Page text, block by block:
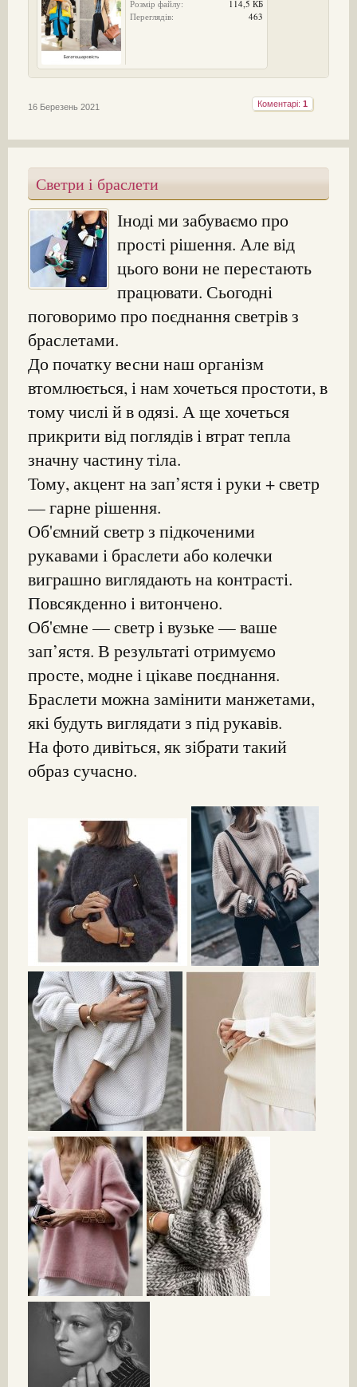
Розмір файлу:
114,5 КБ
Переглядів:
463
Коментарі: 1
16 Березень 2021
Светри і браслети
Іноді ми забуваємо про
прості рішення. Але від
цього вони не перестають
працювати. Сьогодні
поговоримо про поєднання светрів з
браслетами.
До початку весни наш організм
втомлюється, і нам хочеться простоти, в
тому числі й в одязі. А ще хочеться
прикрити від поглядів і втрат тепла
значну частину тіла.
Тому, акцент на зап’ястя і руки + светр
— гарне рішення.
Об'ємний светр з підкоченими
рукавами і браслети або колечки
виграшно виглядають на контрасті.
Повсякденно і витончено.
Об'ємне — светр і вузьке — ваше
зап’ястя. В результаті отримуємо
просте, модне і цікаве поєднання.
Браслети можна замінити манжетами,
які будуть виглядати з під рукавів.
На фото дивіться, як зібрати такий
образ сучасно.